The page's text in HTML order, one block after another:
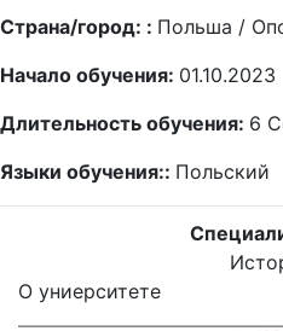
Страна/город: : Польша /
Начало обучения: 01.10.2023
Длительность обучения: 6
Языки обучения:: Польский
О униерситете